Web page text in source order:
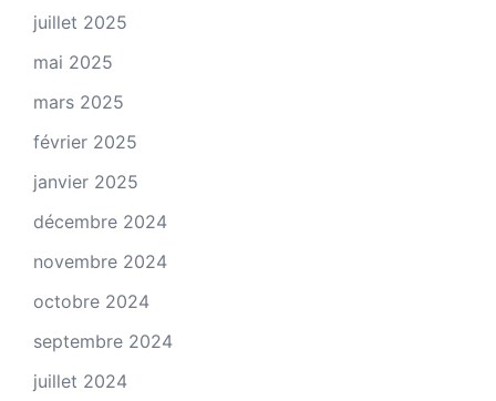
juillet 2025
mai 2025
mars 2025
février 2025
janvier 2025
décembre 2024
novembre 2024
octobre 2024
septembre 2024
juillet 2024